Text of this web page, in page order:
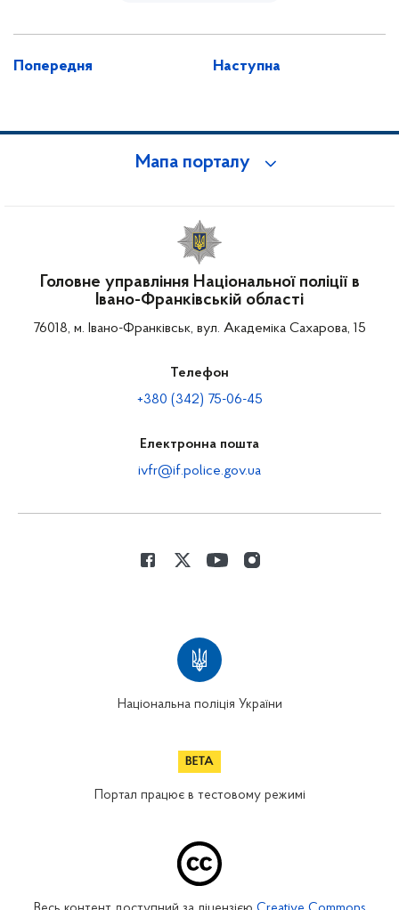
Попередня Наступна
Мапа порталу
Головне управління Національної поліції в
Івано-Франківській області
76018, м. Івано-Франківськ, вул. Академіка Сахарова, 15
Телефон
+380 (342) 75-06-45
Електронна пошта
ivfr@if.police.gov.ua
Національна поліція України
Портал працює в тестовому режимі